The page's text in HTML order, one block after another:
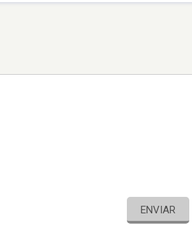
ENVIAR